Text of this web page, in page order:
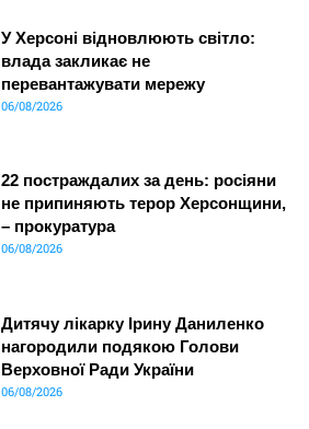
У Херсоні відновлюють світло:
влада закликає не
перевантажувати мережу
06/08/2026
22 постраждалих за день: росіяни
не припиняють терор Херсонщини,
– прокуратура
06/08/2026
Дитячу лікарку Ірину Даниленко
нагородили подякою Голови
Верховної Ради України
06/08/2026